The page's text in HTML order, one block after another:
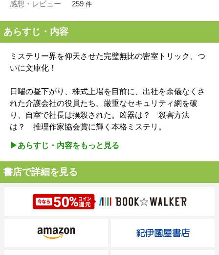
感想・レビュー 259 件
あらすじ・内容
ミステリー界を仰天させた完璧無比の密室トリック、つ
いに文庫化！
日曜の昼下がり、株式上場を目前に、出社を余儀なくさ
れた介護会社の役員たち。厳重なセキュリティ網を破
り、自室で社長は撲殺された。凶器は？ 殺害方法
は？ 推理作家協会賞に輝く本格ミステリ。
▶︎あらすじ・内容をもっと見る
書店で詳細を見る